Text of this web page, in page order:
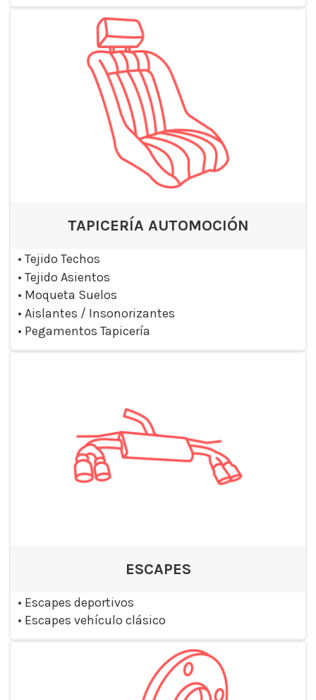
TAPICERÍA AUTOMOCIÓN
• Tejido Techos
• Tejido Asientos
• Moqueta Suelos
• Aislantes / Insonorizantes
• Pegamentos Tapicería
ESCAPES
• Escapes deportivos
• Escapes vehículo clásico